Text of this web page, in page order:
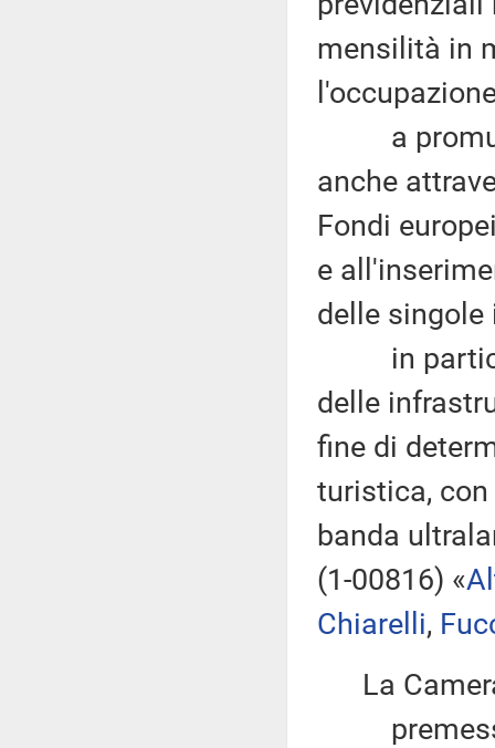
mensilità in
a
anche
Fondi
e
delle singole
in
delle
fine di
turistica,
banda
(1-00816) «
Chiarelli,
La